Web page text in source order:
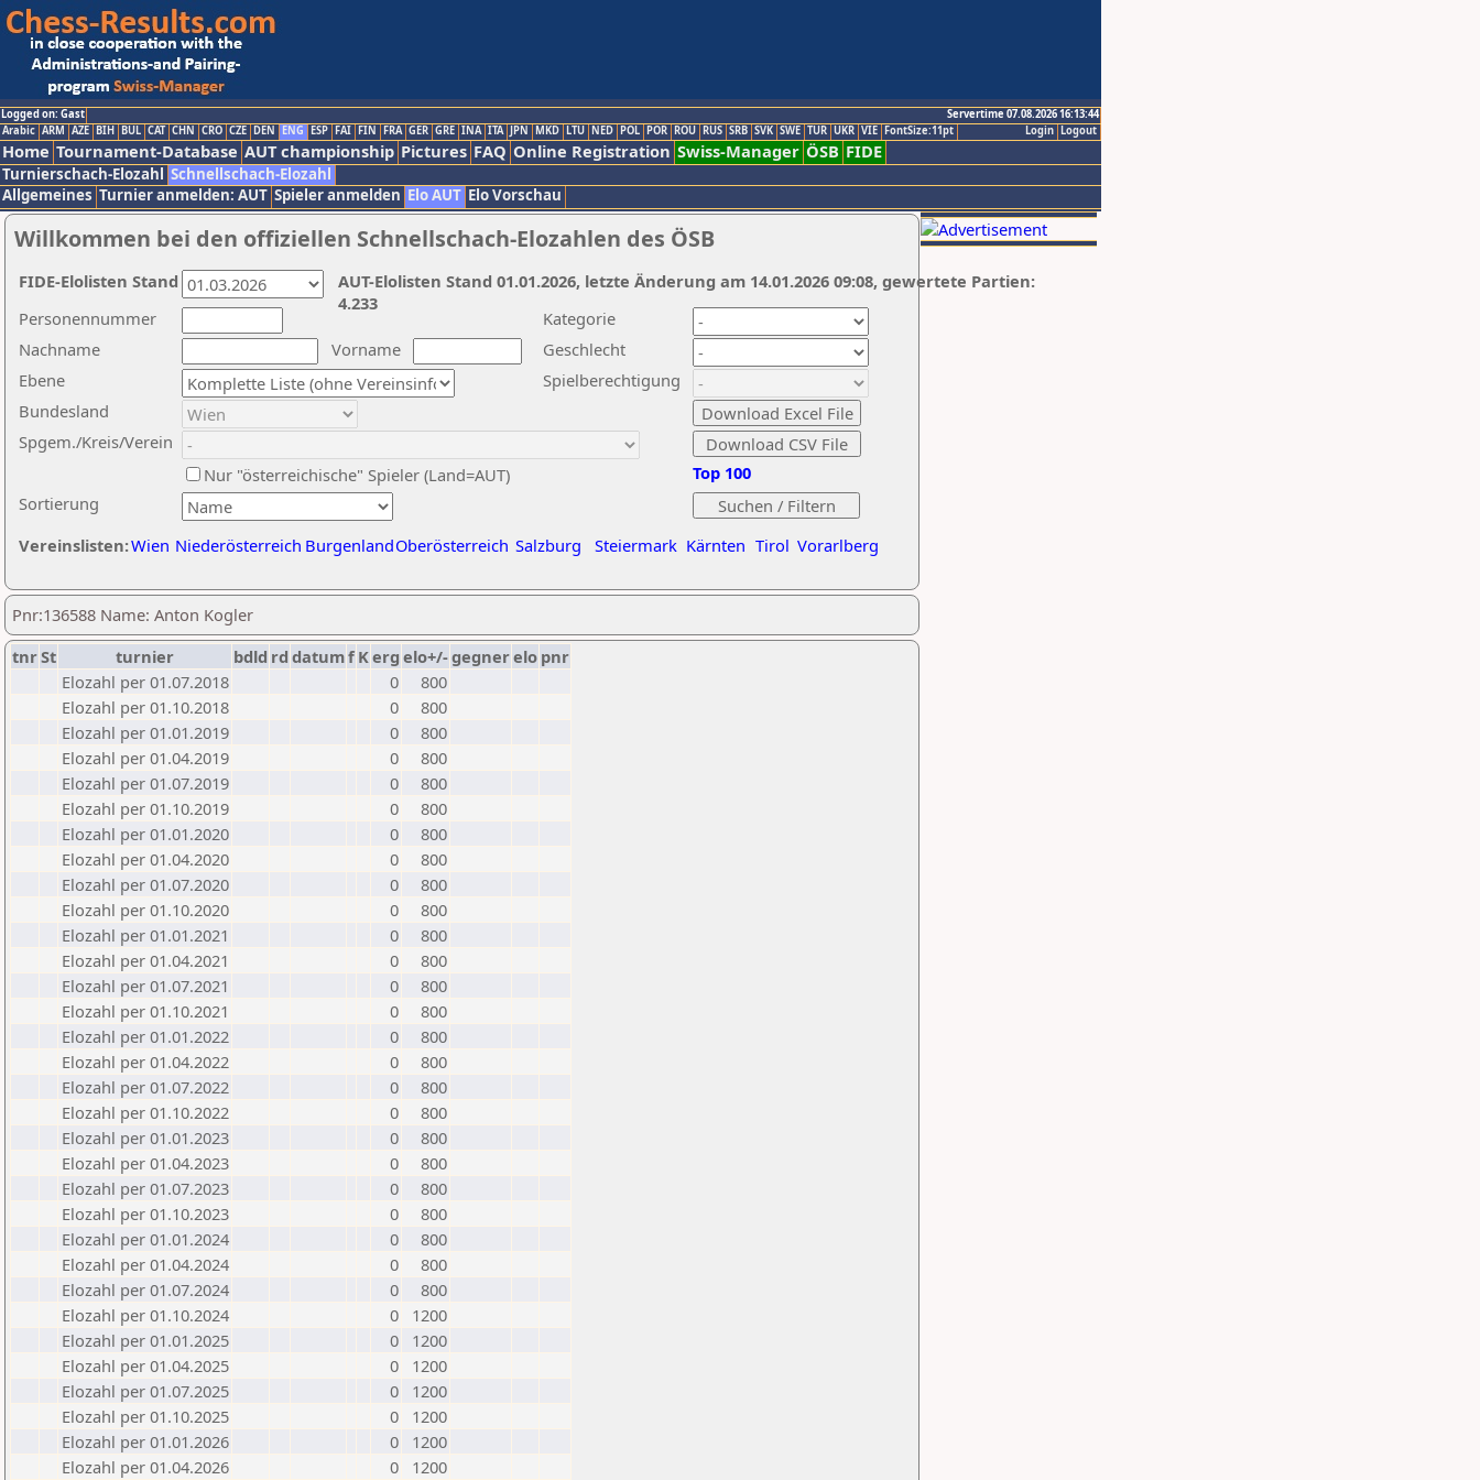
Logged on: Gast
Servertime 07.08.2026 16:13:44
Logout
Login
Arabic ARM AZE BIH BUL CAT CHN CRO CZE DEN ENG ESP FAI FIN FRA GER GRE INA ITA JPN MKD LTU NED POL POR ROU RUS SRB SVK SWE TUR UKR VIE FontSize:11pt
Home Tournament-Database AUT championship Pictures FAQ Online Registration Swiss-Manager ÖSB FIDE
Turnierschach-Elozahl Schnellschach-Elozahl
Allgemeines Turnier anmelden: AUT Spieler anmelden Elo AUT Elo Vorschau
Willkommen bei den offiziellen Schnellschach-Elozahlen des ÖSB
Nachname
Vorname
Ebene
Kategorie
Sortierung
Personennummer
Bundesland
Spgem./Kreis/Verein
Geschlecht
Nur "österreichische" Spieler (Land=AUT)
Spielberechtigung
Vereinslisten:Wien Niederösterreich BurgenlandOberösterreich Salzburg Steiermark Kärnten Tirol Vorarlberg
Top 100
AUT-Elolisten Stand 01.01.2026, letzte Änderung am 14.01.2026 09:08, gewertete Partien:
4.233
FIDE-Elolisten Stand
Pnr:136588 Name: Anton Kogler
tnrSt turnier bdld rd datumf Kerg elo+/-gegnerelo pnr
Elozahl per 01.07.2018
0
800
Elozahl per 01.10.2018
0
800
Elozahl per 01.01.2019
0
800
Elozahl per 01.04.2019
0
800
Elozahl per 01.07.2019
0
800
Elozahl per 01.10.2019
0
800
Elozahl per 01.01.2020
0
800
Elozahl per 01.04.2020
0
800
Elozahl per 01.07.2020
0
800
Elozahl per 01.10.2020
0
800
Elozahl per 01.01.2021
0
800
Elozahl per 01.04.2021
0
800
Elozahl per 01.07.2021
0
800
Elozahl per 01.10.2021
0
800
Elozahl per 01.01.2022
0
800
Elozahl per 01.04.2022
0
800
Elozahl per 01.07.2022
0
800
Elozahl per 01.10.2022
0
800
Elozahl per 01.01.2023
0
800
Elozahl per 01.04.2023
0
800
Elozahl per 01.07.2023
0
800
Elozahl per 01.10.2023
0
800
Elozahl per 01.01.2024
0
800
Elozahl per 01.04.2024
0
800
Elozahl per 01.07.2024
0
800
Elozahl per 01.10.2024
0
1200
Elozahl per 01.01.2025
0
1200
Elozahl per 01.04.2025
0
1200
Elozahl per 01.07.2025
0
1200
Elozahl per 01.10.2025
0
1200
Elozahl per 01.01.2026
0
1200
Elozahl per 01.04.2026
0 1200